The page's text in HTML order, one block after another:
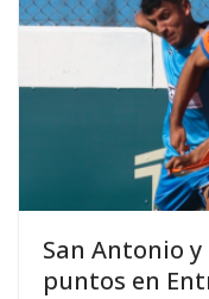
San Antonio
puntos en